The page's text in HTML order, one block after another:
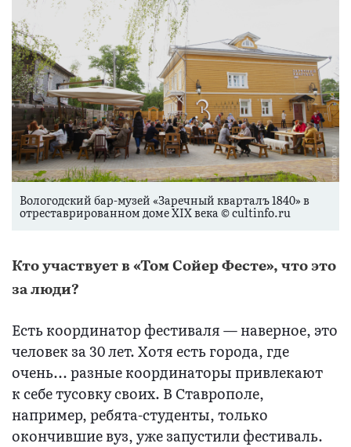
Вологодский бар-музей «Заречный кварталъ 1840» в
отреставрированном доме XIX века © cultinfo.ru
Кто участвует в «Том Сойер Фесте», что это
за люди?
Есть координатор фестиваля — наверное, это
человек за 30 лет. Хотя есть города, где
очень... разные координаторы привлекают
к себе тусовку своих. В Ставрополе,
например, ребята-студенты, только
окончившие вуз, уже запустили фестиваль.